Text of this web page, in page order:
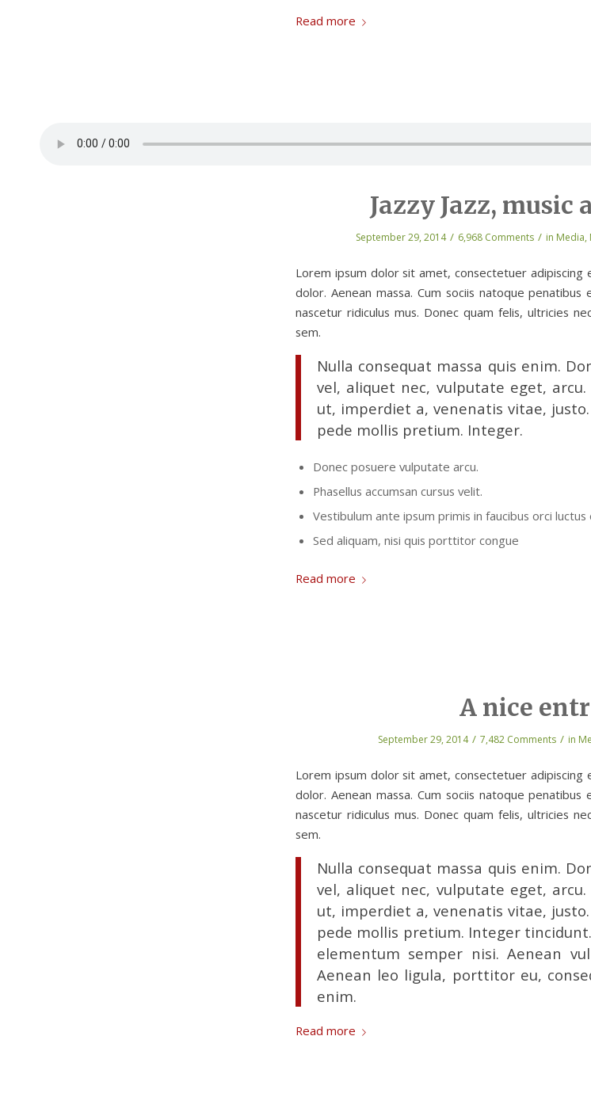
Read more
Jazzy Jazz, music
September 29, 2014 / 6,968 Comments / in Media,
Lorem ipsum dolor sit amet, consectetuer adipiscing
dolor. Aenean massa. Cum sociis natoque
nascetur ridiculus mus. Donec quam felis, ultricies
sem.
Nulla consequat massa quis enim.
vel, aliquet nec, vulputate eget,
ut, imperdiet a, venenatis vitae,
pede mollis pretium. Integer.
Donec posuere vulputate arcu.
Phasellus accumsan cursus velit.
Vestibulum ante ipsum primis in faucibus orci
Sed aliquam, nisi quis porttitor congue
Read more
A nice
September 29, 2014 / 7,482 Comments / in
Lorem ipsum dolor sit amet, consectetuer adipiscing
dolor. Aenean massa. Cum sociis natoque
nascetur ridiculus mus. Donec quam felis, ultricies
sem.
Nulla consequat massa quis enim.
vel, aliquet nec, vulputate eget,
ut, imperdiet a, venenatis vitae,
pede mollis pretium. Integer
elementum semper nisi. Aenean
Aenean leo ligula, porttitor eu,
enim.
Read more